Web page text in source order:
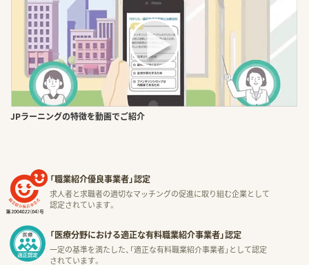
JPラーニングの特徴を動画でご紹介
「職業紹介優良事業者」認定
求人者と求職者の適切なマッチングの促進に取り組む企業として
認定されています。
「医療分野における適正な有料職業紹介事業者」認定
一定の基準を満たした、「適正な有料職業紹介事業者」として認定
されています。